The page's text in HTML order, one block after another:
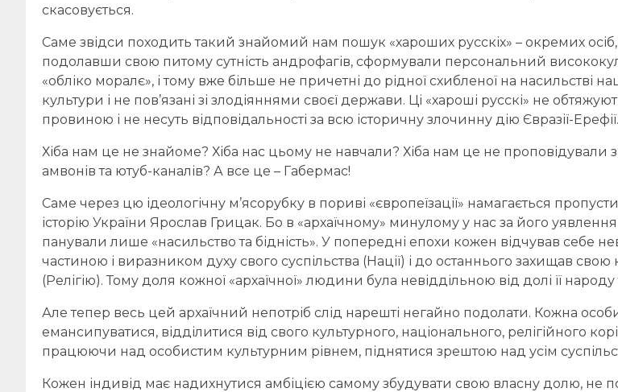
скасовується.
Саме звідси походить такий знайомий нам пошук «хароших русскіх» – окремих
подолавши свою питому сутність андрофагів, сформували персональний
«обліко моралє», і тому вже більше не причетні до рідної схибленої на насильстві
культури і не пов’язані зі злодіяннями своєї держави. Ці «хароші русскі» не
провиною і не несуть відповідальності за всю історичну злочинну дію Євразії-Ерефії.
Хіба нам це не знайоме? Хіба нас цьому не навчали? Хіба нам це не проповідували
амвонів та ютуб-каналів? А все це – Габермас!
Саме через цю ідеологічну м’ясорубку в пориві «європеїзації» намагається
історію України Ярослав Грицак. Бо в «архаїчному» минулому у нас за його
панували лише «насильство та бідність». У попередні епохи кожен відчував себе
частиною і виразником духу свого суспільства (Нації) і до останнього захищав свою
(Релігію). Тому доля кожної «архаїчної» людини була невіддільною від долі її народу
Але тепер весь цей архаїчний непотріб слід нарешті негайно подолати. Кожна
емансипуватися, відділитися від свого культурного, національного, релігійного
працюючи над особистим культурним рівнем, піднятися зрештою над усім
Кожен індивід має надихнутися амбіцією самому збудувати свою власну долю, не